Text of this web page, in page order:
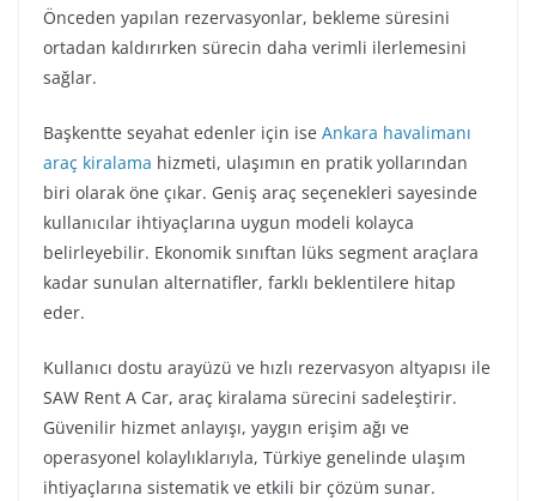
Önceden yapılan rezervasyonlar, bekleme süresini
ortadan kaldırırken sürecin daha verimli ilerlemesini
sağlar.
Başkentte seyahat edenler için ise Ankara havalimanı
araç kiralama hizmeti, ulaşımın en pratik yollarından
biri olarak öne çıkar. Geniş araç seçenekleri sayesinde
kullanıcılar ihtiyaçlarına uygun modeli kolayca
belirleyebilir. Ekonomik sınıftan lüks segment araçlara
kadar sunulan alternatifler, farklı beklentilere hitap
eder.
Kullanıcı dostu arayüzü ve hızlı rezervasyon altyapısı ile
SAW Rent A Car, araç kiralama sürecini sadeleştirir.
Güvenilir hizmet anlayışı, yaygın erişim ağı ve
operasyonel kolaylıklarıyla, Türkiye genelinde ulaşım
ihtiyaçlarına sistematik ve etkili bir çözüm sunar.